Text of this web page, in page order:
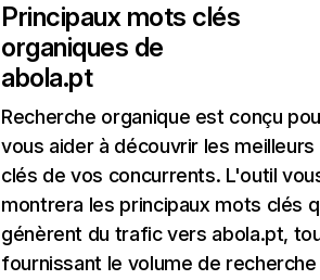
Principaux mots clés
organiques de
abola.pt
Recherche organique est conçu
vous aider à découvrir les
clés de vos concurrents. L'outil
montrera les principaux mots clés
génèrent du trafic vers abola.pt,
fournissant le volume de recherche